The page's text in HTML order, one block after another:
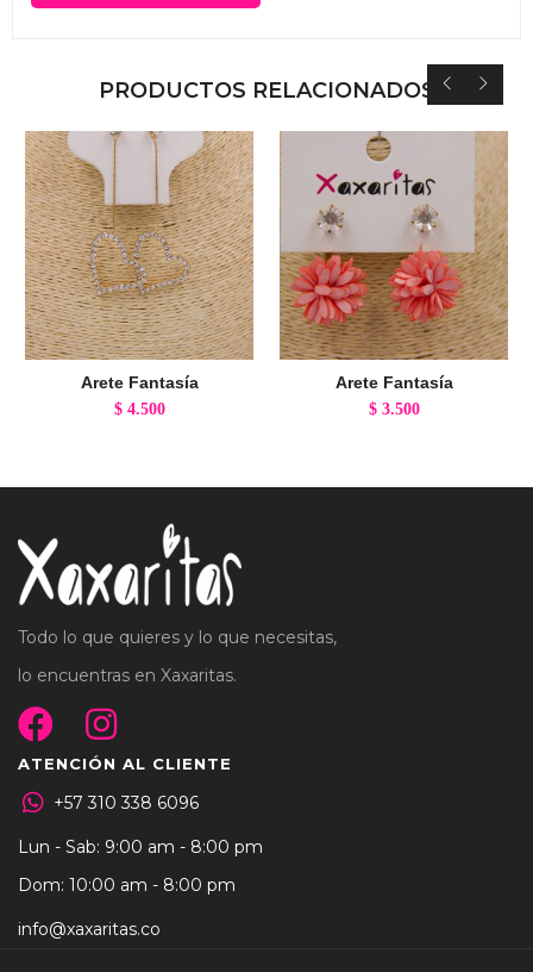
PRODUCTOS RELACIONADOS
Arete Fantasía
$4.500
Arete Fantasía
$3.500
Todo lo que quieres y lo que necesitas,
lo encuentras en Xaxaritas.
ATENCIÓN AL CLIENTE
+57 310 338 6096
Lun - Sab: 9:00 am - 8:00 pm
Dom: 10:00 am - 8:00 pm
info@xaxaritas.co